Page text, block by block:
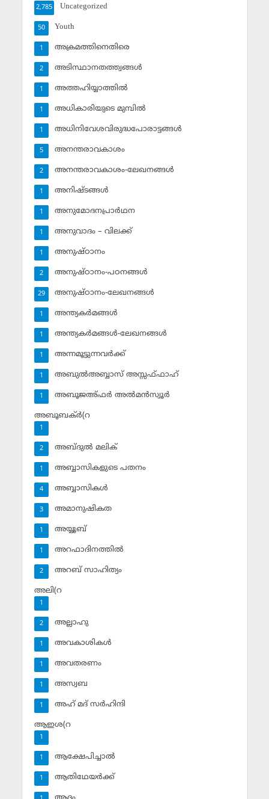
Uncategorized
2,785
Youth
50
അക്രമത്തിനെതിരെ
1
അടിസ്ഥാനതത്ത്വങ്ങള്‍
2
അത്തഹിയ്യാത്തില്‍
1
അധികാരിയുടെ മുമ്പില്‍
1
അധിനിവേശവിരുദ്ധപോരാട്ടങ്ങള്‍
1
അനന്തരാവകാശം
5
അനന്തരാവകാശം-ലേഖനങ്ങള്‍
2
അനിഷ്ടങ്ങള്‍
1
അനുമോദനപ്രാര്‍ഥന
1
അനുവാദം – വിലക്ക്‌
1
അനുഷ്ഠാനം
1
അനുഷ്ഠാനം-പഠനങ്ങള്‍
2
അനുഷ്ഠാനം-ലേഖനങ്ങള്‍
29
അന്ത്യകര്‍മങ്ങള്‍
1
അന്ത്യകര്‍മങ്ങള്‍-ലേഖനങ്ങള്‍
1
അന്നമൂട്ടുന്നവര്‍ക്ക്
1
അബുല്‍അബ്ബാസ് അസ്സഫ്ഫാഹ്‌
1
അബൂജഅ്ഫര്‍ അല്‍മന്‍സ്വൂര്‍
1
അബൂബക്ര്‍(റ
1
അബ്ദുല്‍ മലിക്‌
2
അബ്ബാസികളുടെ പതനം
1
അബ്ബാസികള്‍
4
അമാനുഷികത
3
അയ്യൂബ്‌
1
അറഫാദിനത്തില്‍
1
അറബ് സാഹിത്യം
2
അലി(റ
1
അല്ലാഹു
2
അവകാശികള്‍
1
അവതരണം
1
അസ്വബ
1
അഹ് മദ് സര്‍ഹിന്ദി
1
ആഇശ(റ
1
ആക്ഷേപിച്ചാല്‍
1
ആതിഥേയര്‍ക്ക്
1